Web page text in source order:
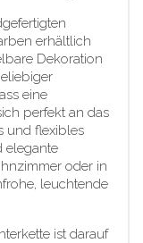
erhältlich
Dekoration
eine
perfekt an das
und flexibles
elegante
oder in
leuchtende
ist darauf